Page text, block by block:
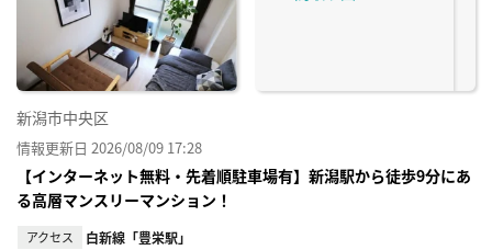
新潟市中央区
情報更新日 2026/08/09 17:28
【インターネット無料・先着順駐車場有】新潟駅から徒歩9分にあ
る高層マンスリーマンション！
アクセス 白新線「豊栄駅」